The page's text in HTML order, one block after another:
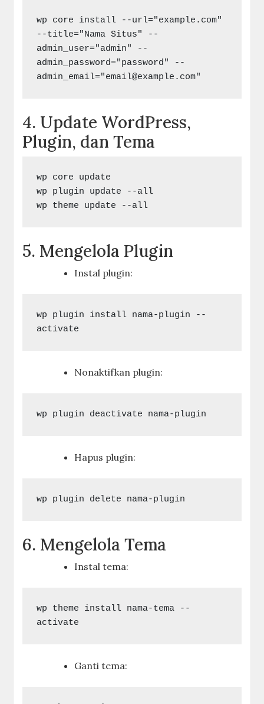
wp core install --url="example.com"
--title="Nama Situs" --
admin_user="admin" --
admin_password="password" --
admin_email="email@example.com
4. Update WordPress,
Plugin, dan Tema
wp core update
wp plugin update --all
5. Mengelola Plugin
Instal plugin:
wp plugin install nama-plugin --
Nonaktifkan plugin:
Hapus plugin:
6. Mengelola Tema
Instal tema:
wp theme install nama-tema --
Ganti tema: